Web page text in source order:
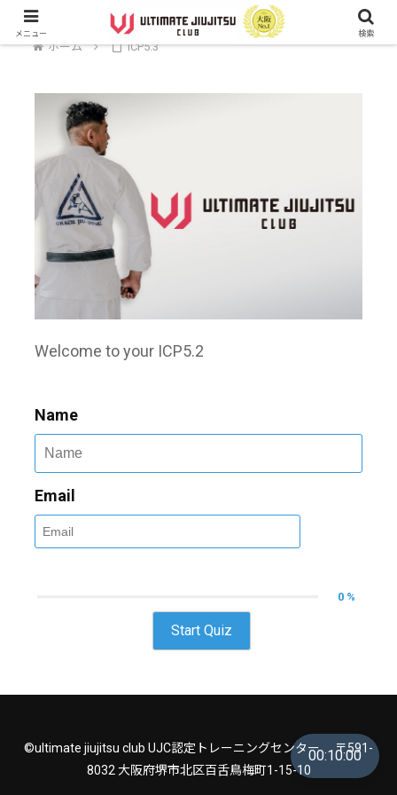
ホーム ICP5.3
00:10:00
Welcome to your ICP5.2
Name
Email
0 %
Start Quiz
©ultimate jiujitsu club UJC認定トレーニングセンター 〒591-
8032 大阪府堺市北区百舌鳥梅町1-15-10
メニュー 検索